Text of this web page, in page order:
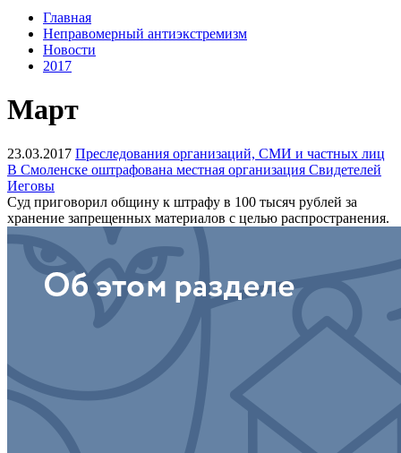
Главная
Неправомерный антиэкстремизм
Новости
2017
Март
23.03.2017 Преследования организаций, СМИ и частных лиц
В Смоленске оштрафована местная организация Свидетелей
Иеговы
Суд приговорил общину к штрафу в 100 тысяч рублей за
хранение запрещенных материалов с целью распространения.